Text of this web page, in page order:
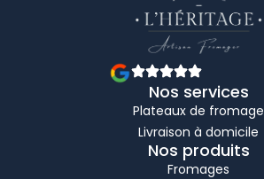
Nos services
Plateaux de fromage
Livraison à domicile
Nos produits
Fromages